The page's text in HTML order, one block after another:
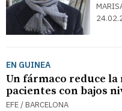
EN GUINEA
Un fármaco reduce
pacientes con bajos
EFE / BARCELONA